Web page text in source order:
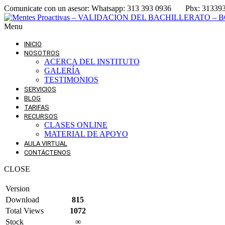
Comunicate con un asesor: Whatsapp: 313 393 0936 Pbx:
Menu
INICIO
NOSOTROS
ACERCA DEL INSTITUTO
GALERÍA
TESTIMONIOS
SERVICIOS
BLOG
TARIFAS
RECURSOS
CLASES ONLINE
MATERIAL DE APOYO
AULA VIRTUAL
CONTÁCTENOS
CLOSE
Version
Download
815
Total Views
1072
Stock
∞